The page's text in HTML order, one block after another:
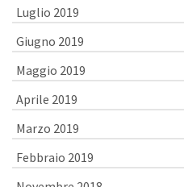
Luglio 2019
Giugno 2019
Maggio 2019
Aprile 2019
Marzo 2019
Febbraio 2019